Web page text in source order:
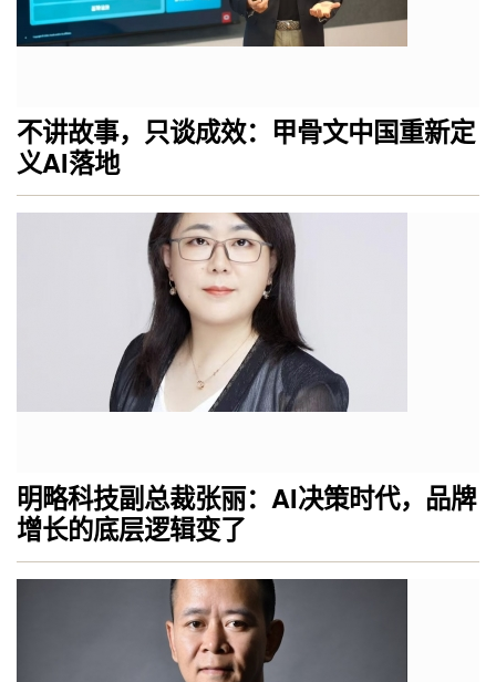
不讲故事，只谈成效：甲骨文中国重新定
义AI落地
明略科技副总裁张丽：AI决策时代，品牌
增长的底层逻辑变了